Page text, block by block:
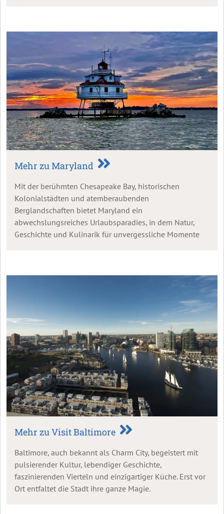
Mehr zu Maryland
Mit der berühmten Chesapeake Bay, historischen
Kolonialstädten und atemberaubenden
Berglandschaften bietet Maryland ein
abwechslungsreiches Urlaubsparadies, in dem Natur,
Geschichte und Kulinarik für unvergessliche Momente
Mehr zu Visit Baltimore
Baltimore, auch bekannt als Charm City, begeistert mit
pulsierender Kultur, lebendiger Geschichte,
faszinierenden Vierteln und einzigartiger Küche. Erst vor
Ort entfaltet die Stadt ihre ganze Magie.